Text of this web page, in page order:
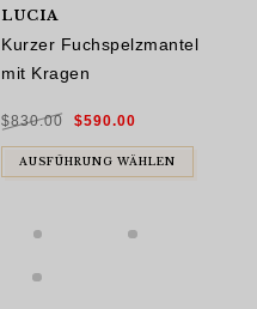
LUCIA
Kurzer Fuchspelzmantel
mit Kragen
$830.00
Ursprünglicher
Preis
$830.00
$590.00
$590.00.
AUSFÜHRUNG WÄHLEN